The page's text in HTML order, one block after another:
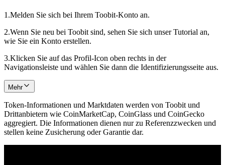
1.Melden Sie sich bei Ihrem Toobit-Konto an.
2.Wenn Sie neu bei Toobit sind, sehen Sie sich unser Tutorial an,
wie Sie ein Konto erstellen.
3.Klicken Sie auf das Profil-Icon oben rechts in der
Navigationsleiste und wählen Sie dann die Identifizierungsseite aus.
Mehr
Token-Informationen und Marktdaten werden von Toobit und
Drittanbietern wie CoinMarketCap, CoinGlass und CoinGecko
aggregiert. Die Informationen dienen nur zu Referenzzwecken und
stellen keine Zusicherung oder Garantie dar.